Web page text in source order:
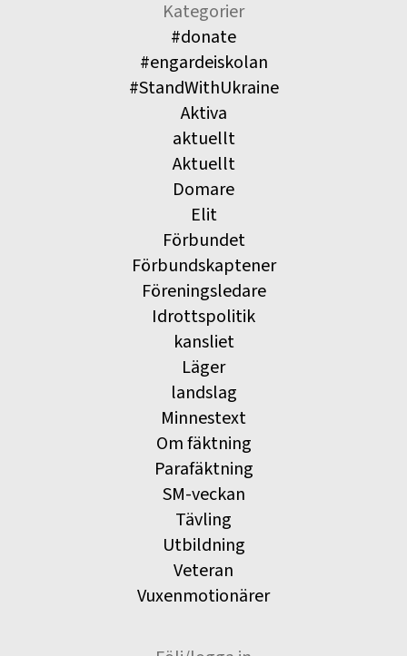
Kategorier
#donate
#engardeiskolan
#StandWithUkraine
Aktiva
aktuellt
Aktuellt
Domare
Elit
Förbundet
Förbundskaptener
Föreningsledare
Idrottspolitik
kansliet
Läger
landslag
Minnestext
Om fäktning
Parafäktning
SM-veckan
Tävling
Utbildning
Veteran
Vuxenmotionärer